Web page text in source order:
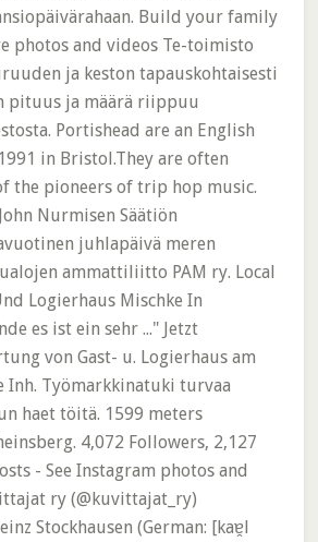
Build your family
photos and videos Te-toimisto
ja keston tapauskohtaisesti
pituus ja määrä riippuu
Portishead are an English
in Bristol.They are often
the pioneers of trip hop music.
Nurmisen Säätiön
juhlapäivä meren
ammattiliitto PAM ry. Local
Logierhaus Mischke In
es ist ein sehr ..." Jetzt
von Gast- u. Logierhaus am
Inh. Työmarkkinatuki turvaa
haet töitä. 1599 meters
4,072 Followers, 2,127
- See Instagram photos and
ry (@kuvittajat_ry)
Stockhausen (German: [kaɐ̯l